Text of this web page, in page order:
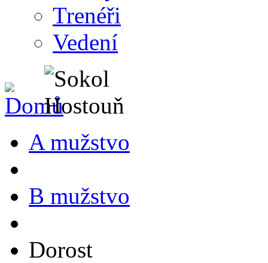
Trenéři
Vedení
A mužstvo
B mužstvo
Dorost